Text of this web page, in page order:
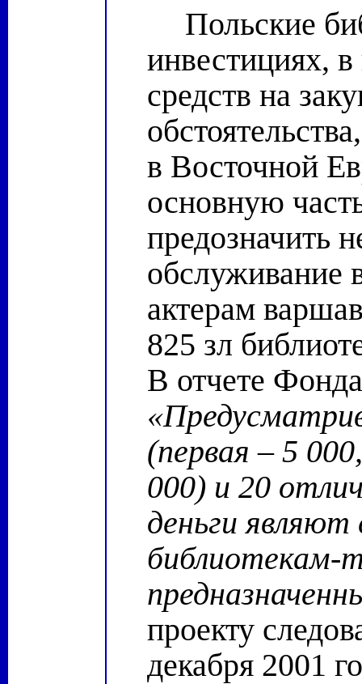
Польские
инвестициях,
средств на
в Восточной
основную
предозначить
обслуживание
актерам
825 зл
В отчете
(первая – 5
000) и 20
деньги являют
библиотекам-
проекту
декабря 2001